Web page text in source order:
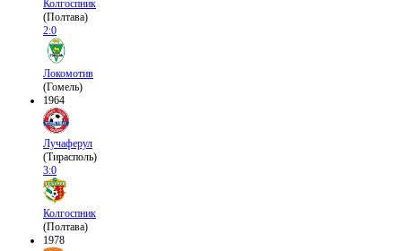
Колгоспник
(Полтава)
2:0
Локомотив
(Гомель)
1964
Лучаферул
(Тирасполь)
3:0
Колгоспник
(Полтава)
1978